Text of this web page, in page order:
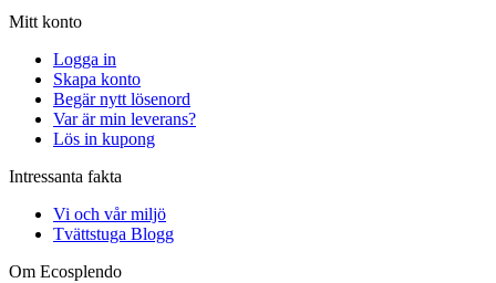
Mitt konto
Logga in
Skapa konto
Begär nytt lösenord
Var är min leverans?
Lös in kupong
Intressanta fakta
Vi och vår miljö
Tvättstuga Blogg
Om Ecosplendo